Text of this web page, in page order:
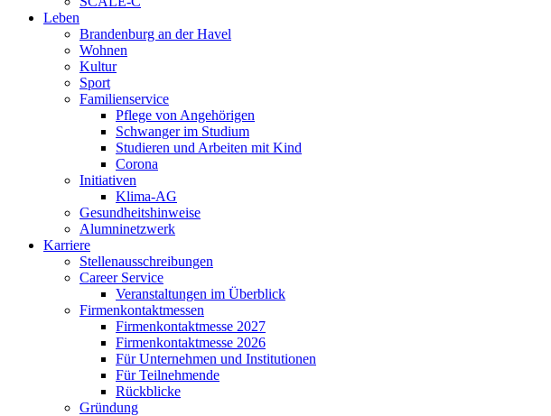
Leben
Brandenburg an der Havel
Wohnen
Kultur
Sport
Familienservice
Pflege von Angehörigen
Schwanger im Studium
Studieren und Arbeiten mit Kind
Corona
Initiativen
Klima-AG
Gesundheitshinweise
Alumninetzwerk
Karriere
Stellenausschreibungen
Career Service
Veranstaltungen im Überblick
Firmenkontaktmessen
Firmenkontaktmesse 2027
Firmenkontaktmesse 2026
Für Unternehmen und Institutionen
Für Teilnehmende
Rückblicke
Gründung